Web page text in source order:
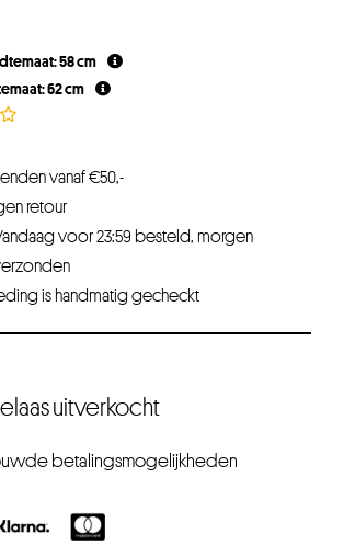
58 cm
62 cm
vanaf €50,-
retour
voor 23:59 besteld, morgen
is handmatig gecheckt
uitverkocht
betalingsmogelijkheden